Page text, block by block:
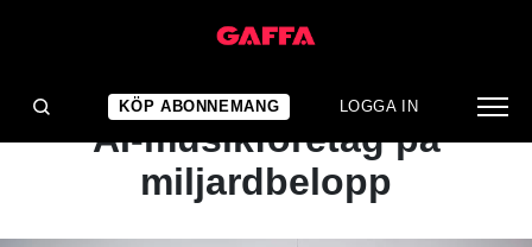
KÖP ABONNEMANG LOGGA IN
NYHET
Skivbolagsjättar stämmer
AI-musikföretag på
miljardbelopp